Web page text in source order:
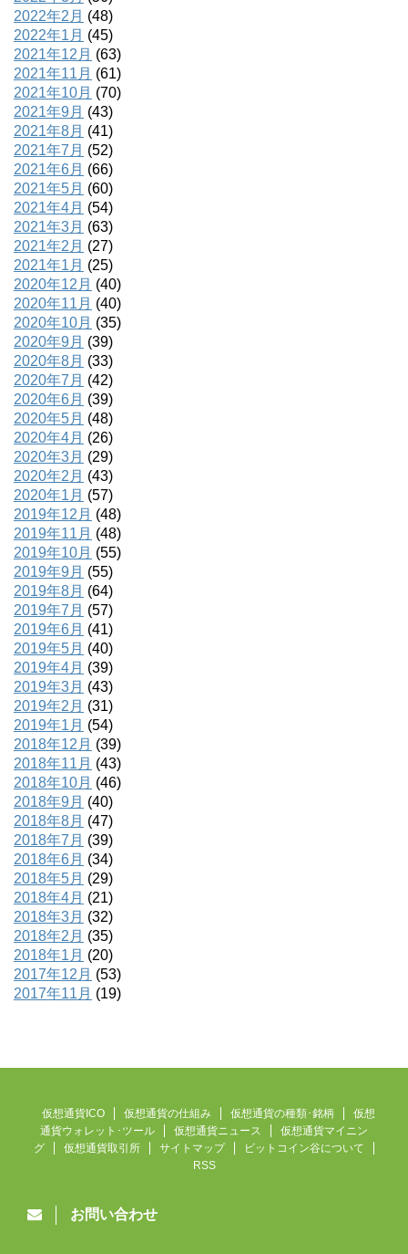
2022年2月 (48)
2022年1月 (45)
2021年12月 (63)
2021年11月 (61)
2021年10月 (70)
2021年9月 (43)
2021年8月 (41)
2021年7月 (52)
2021年6月 (66)
2021年5月 (60)
2021年4月 (54)
2021年3月 (63)
2021年2月 (27)
2021年1月 (25)
2020年12月 (40)
2020年11月 (40)
2020年10月 (35)
2020年9月 (39)
2020年8月 (33)
2020年7月 (42)
2020年6月 (39)
2020年5月 (48)
2020年4月 (26)
2020年3月 (29)
2020年2月 (43)
2020年1月 (57)
2019年12月 (48)
2019年11月 (48)
2019年10月 (55)
2019年9月 (55)
2019年8月 (64)
2019年7月 (57)
2019年6月 (41)
2019年5月 (40)
2019年4月 (39)
2019年3月 (43)
2019年2月 (31)
2019年1月 (54)
2018年12月 (39)
2018年11月 (43)
2018年10月 (46)
2018年9月 (40)
2018年8月 (47)
2018年7月 (39)
2018年6月 (34)
2018年5月 (29)
2018年4月 (21)
2018年3月 (32)
2018年2月 (35)
2018年1月 (20)
2017年12月 (53)
2017年11月 (19)
仮想通貨ICO 仮想通貨の仕組み 仮想通貨の種類･銘柄
仮想
通貨ウォレット･ツール
仮想通貨ニュース
仮想通貨マイニン
グ
仮想通貨取引所 サイトマップ
ビットコイン谷について
RSS
お問い合わせ